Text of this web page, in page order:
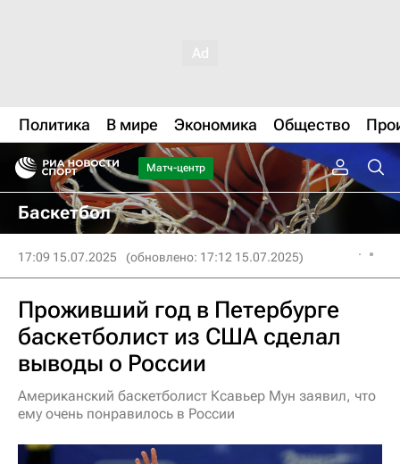
Политика В мире Экономика Общество
Матч-центр
Баскетбол
17:09 15.07.2025 (обновлено: 17:12 15.07.2025)
Проживший год в Петербурге
баскетболист из США сделал
выводы о России
Американский баскетболист Ксавьер Мун заявил, что
ему очень понравилось в России